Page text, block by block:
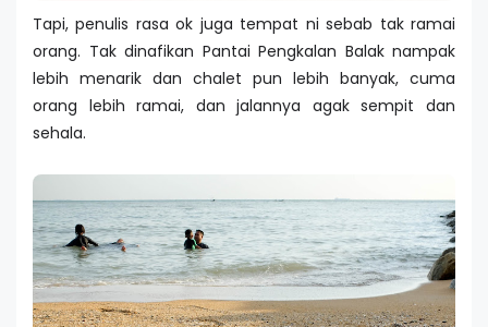
Tapi, penulis rasa ok juga tempat ni sebab tak ramai
orang. Tak dinafikan Pantai Pengkalan Balak nampak
lebih menarik dan chalet pun lebih banyak, cuma
orang lebih ramai, dan jalannya agak sempit dan
sehala.